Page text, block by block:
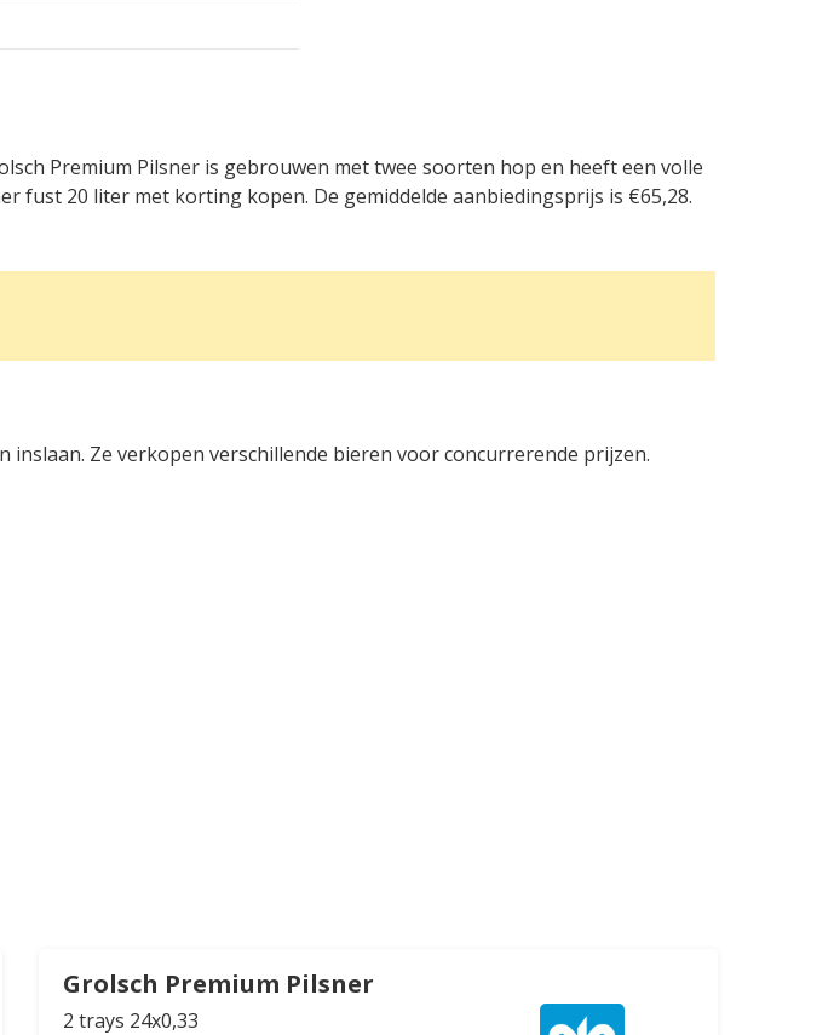
Premium Pilsner is gebrouwen met twee soorten hop en heeft een volle
fust 20 liter met korting kopen. De gemiddelde aanbiedingsprijs is €65,28.
Ze verkopen verschillende bieren voor concurrerende prijzen.
Grolsch Premium Pilsner
2 trays 24x0,33